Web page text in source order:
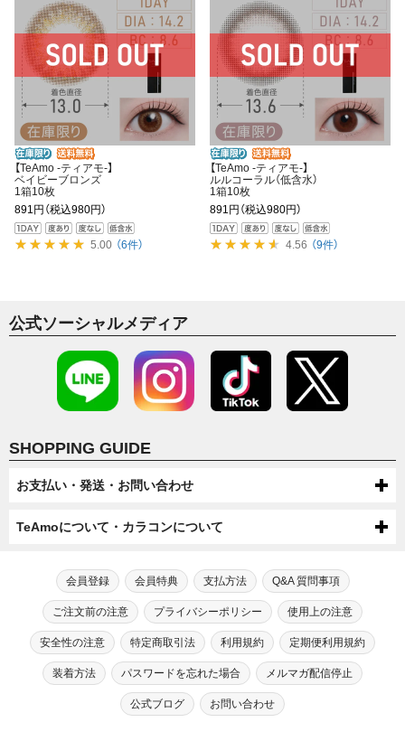
【TeAmo -ティアモ-】
ベイビーブロンズ
1箱10枚
891円 （税込980円）
5.00 （6件）
【TeAmo -ティアモ-】
ルルコーラル（低含水）
1箱10枚
891円 （税込980円）
4.56 （9件）
公式ソーシャルメディア
SHOPPING GUIDE
お支払い・発送・お問い合わせ
お支払いについて
●ケータイでのお支払い
手数料：無料
※機種によってはご利用出来ない可能性がございます。
⇒ドコモケータイ支払でのお支払いの流れ
⇒ソフトバンクケータイ支払でのお支払いの流れ
⇒auかんたん決済でのお支払いの流れ
●配送方法
宅配便（佐川急便・ヤマト運輸・ゆうパック）またはメール便（ゆうパケッ
ト/ネコポス）での配送をお選びいただけます。
※数量制限によりメール便での配送をお受けできない場合がございます。
【選択上限数】1MONTH：8箱（4セット） / TeAmo1DAY：4箱
TeAmoCLEAR1DAY：4箱 / TeAmoCLEAR2WEEK：4箱
18歳未満の方がご注文する場合は保護者の同意が必要です。
送料について
宅配便（佐川急便・ヤマト運輸・ゆうパック）送料：全国一律550円（税込）
メール便（ゆうパケット/ネコポス）送料：全国送料無料
※一部SALEやキャンペーン、キャンセル・交換時は送料300円が発生す
る場合がございます。
注文・返品について
●商品変更について
原則として注文確定後の商品変更は承っておりません。
ご注文の際は内容にお間違いのないようご確認・ご注意ください。
お問い合わせ
電話: 0120-545-966
（電話:営業時間 月～金 10：00～17：00 土日祝 10：00～17：00）
TeAmoについて・カラコンについて
第一種医療機器販売業許可及び高度管理医療機器販売業許可を取得してい
ます。
高度管理医療機器等販売業許可証「6新保衛薬第189号」
芸能人・モデルが愛用！
TeAmoだけの度なし・度ありカラコン
カラコン通販サイトTeAmoでは、芸能人・モデルが愛用するティアモだ
けの“度なし”カラコンに加え、“度あり”タイプも合わせて200種類以上も
のバリエーションをご用意。
高いイメージがある“度あり”カラコンもリーズナブルな価格でご注文いた
初めてカラコン・カラーコンタクトをご利用する方へ
初めてカラコンをご利用する方または長期間カラコン・コンタクトレンズ
を装用されていない方は、眼科医やクリニックの診断を受けられることを
勧めさせております。
最近のカラコン・カラーコンタクトについて
カラコンが販売され始めた当初、カラコンは一般の人達に多く利用されて
カラコン・カラーコンタクトの安全性について
会員登録 会員特典 支払方法 Q&A 質問事項
ご注文前の注意 プライバシーポリシー 使用上の注意
安全性の注意 特定商取引法 利用規約 定期便利用規約
装着方法 パスワードを忘れた場合 メルマガ配信停止
公式ブログ お問い合わせ